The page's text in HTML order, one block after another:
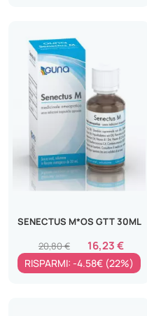
SENECTUS M*OS GTT 30ML
16,23 €
20,80 €
RISPARMI: -4.58€ (22%)